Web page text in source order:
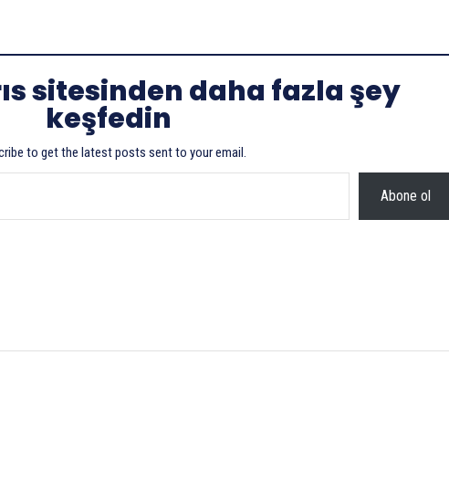
sitesinden daha fazla şey
keşfedin
to get the latest posts sent to your email.
Abone ol